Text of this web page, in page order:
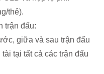
thẻ).
trận đấu:
giữa và sau trận đấu
tại tất cả các trận đấu